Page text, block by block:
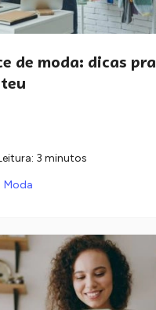
de moda: dicas pra
3 minutos
Moda